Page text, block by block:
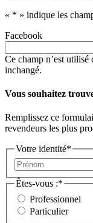
« * » indique les
Facebook
Ce champ n’est utilisé
inchangé.
Vous souhaitez
Remplissez ce
revendeurs les plus
Votre identité*
Êtes-vous :*
Professionnel
Particulier